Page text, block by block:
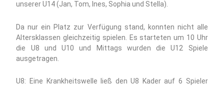
unserer U14 (Jan, Tom, Ines, Sophia und Stella).
Da nur ein Platz zur Verfügung stand, konnten nicht alle
Altersklassen gleichzeitig spielen. Es starteten um 10 Uhr
die U8 und U10 und Mittags wurden die U12 Spiele
ausgetragen.
U8: Eine Krankheitswelle ließ den U8 Kader auf 6 Spieler